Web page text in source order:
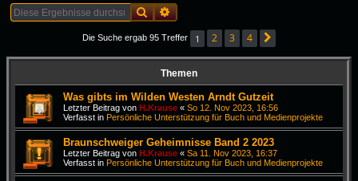
SucheErweiterte Suche
Die Suche ergab 95 Treffer 1 2 3 4
Themen
Was gibts im Wilden Westen Arndt Gutzeit
Letzter Beitrag von H.Krause « So 12. Nov 2023, 16:56
Verfasst in Persönliche Unterstützung für Buch und Medienprojekte
Braunschweiger Geheimnisse Band 2 2023
Letzter Beitrag von H.Krause « Sa 11. Nov 2023, 16:37
Verfasst in Persönliche Unterstützung für Buch und Medienprojekte